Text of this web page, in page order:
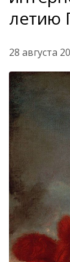
летию
28 августа